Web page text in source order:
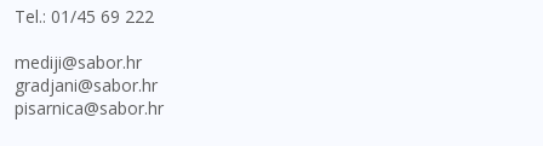
Tel.: 01/45 69 222
mediji@sabor.hr
gradjani@sabor.hr
pisarnica@sabor.hr